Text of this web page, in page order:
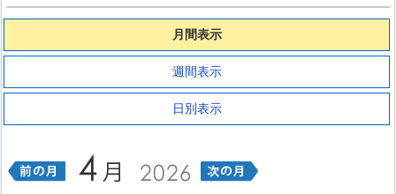
月間表示
週間表示
日別表示